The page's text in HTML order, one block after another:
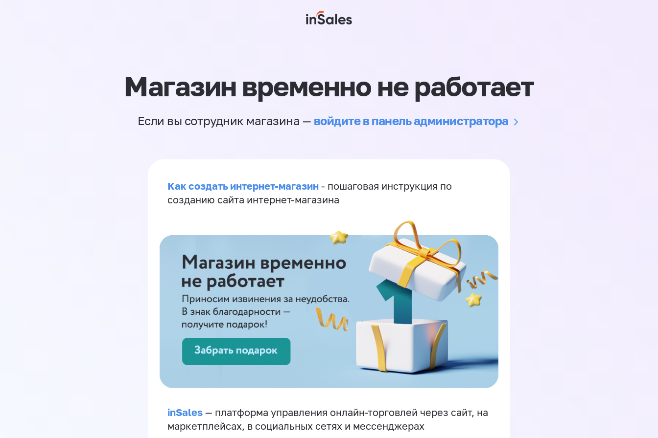
Магазин временно не работает
Если вы сотрудник магазина — войдите в панель администратора
Как создать интернет-магазин - пошаговая инструкция по
созданию сайта интернет-магазина
inSales — платформа управления онлайн-торговлей через сайт, на
маркетплейсах, в социальных сетях и мессенджерах